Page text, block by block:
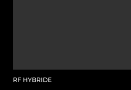
RF HYBRIDE